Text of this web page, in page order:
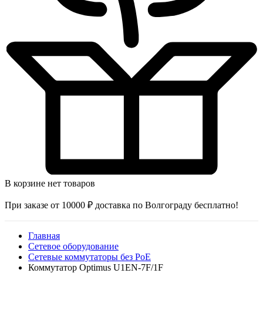
В корзине нет товаров
При заказе от 10000 ₽ доставка по Волгограду бесплатно!
Главная
Сетевое оборудование
Сетевые коммутаторы без PoE
Коммутатор Optimus U1EN-7F/1F